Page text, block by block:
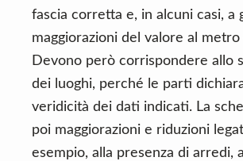
fascia corretta e, in alcuni casi, a
maggiorazioni del valore al
Devono però corrispondere allo
dei luoghi, perché le parti
veridicità dei dati indicati. La
poi maggiorazioni e riduzioni
esempio, alla presenza di arredi,